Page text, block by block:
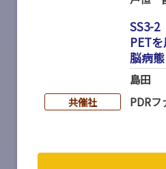
SS3-2
PET
脳病
島田
共催社 PDRフ